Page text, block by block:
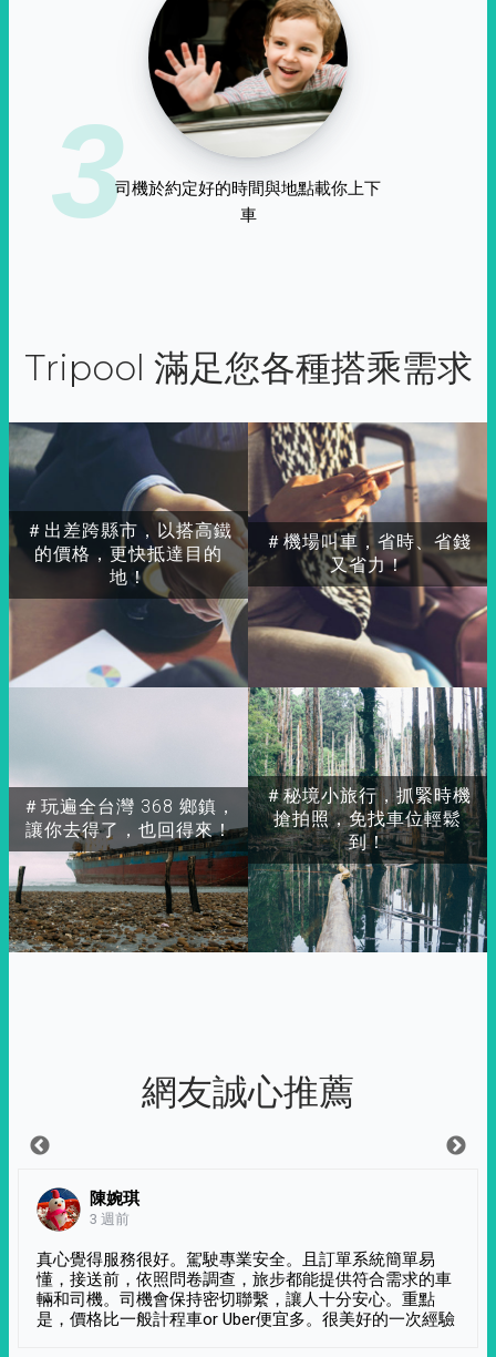
3司機於約定好的時間與地點載你上下
車
Tripool 滿足您各種搭乘需求
＃出差跨縣市，以搭高鐵
的價格，更快抵達目的
地！
＃玩遍全台灣 368 鄉鎮，
讓你去得了，也回得來！
＃秘境小旅行，抓緊時機
搶拍照，免找車位輕鬆
到！
＃機場叫車，省時、省錢
又省力！
網友誠心推薦
陳婉琪
3 週前
真心覺得服務很好。駕駛專業安全。且訂單系統簡單易
懂，接送前，依照問卷調查，旅步都能提供符合需求的車
輛和司機。司機會保持密切聯繫，讓人十分安心。重點
是，價格比一般計程車or Uber便宜多。很美好的一次經驗